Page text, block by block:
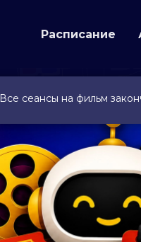
Расписание
Все сеансы на фильм